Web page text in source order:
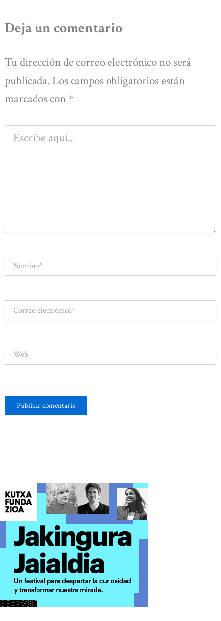
Deja un comentario
Tu dirección de correo electrónico no será
publicada. Los campos obligatorios están
marcados con *
Escribe
aquí...
electrónico*
Web